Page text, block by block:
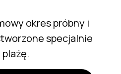
okres próbny i
specjalnie
plażę.